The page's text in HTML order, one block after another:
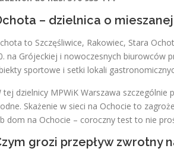
– dzielnica o
to Szczęśliwice, Rakowiec, Stara
na Grójeckiej i nowoczesnych biurowców
sportowe i setki lokali
tej dzielnicy MPWiK Warszawa
Skażenie w sieci na Ochocie to
dom na Ochocie – coroczny test to nie
grozi przepływ zwrotny